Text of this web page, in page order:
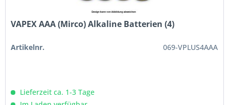
VAPEX AAA (Mirco) Alkaline Batterien (4)
Artikelnr. 069-VPLUS4AAA
Lieferzeit ca. 1-3 Tage